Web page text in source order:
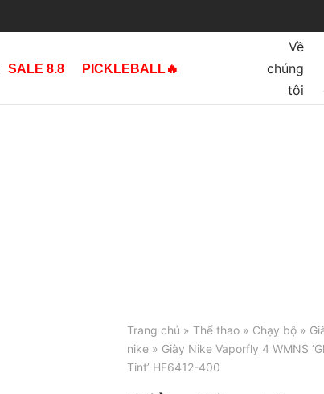
SALE 8.8 PICKLEBALL🔥
Về
chúng
tôi
Trang chủ » Thể thao » Chạy bộ »
nike » Giày Nike Vaporfly 4 WMNS
Tint’ HF6412-400